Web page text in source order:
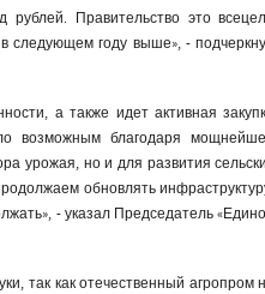
Правительство это
следующем году выше», -
а также идет активная
возможным благодаря
урожая, но и для развития
обновлять
- указал Председатель
так как отечественный агропром